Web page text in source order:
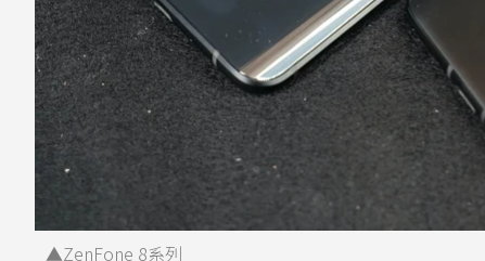
▲ZenFone 8系列